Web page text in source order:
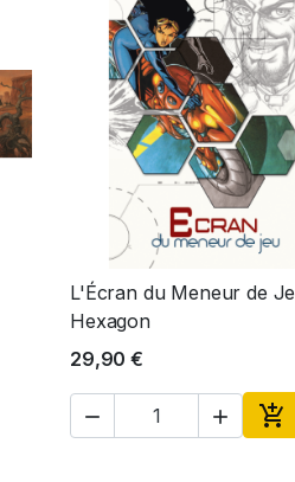
panier
 Aperçu rapide
L'Écran du Meneur de
Hexagon
29,90 €
  